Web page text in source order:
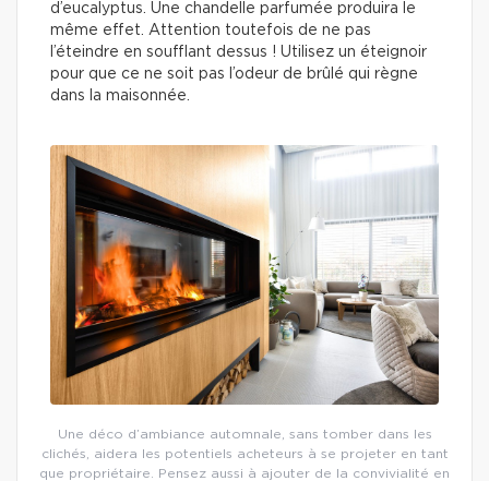
d’eucalyptus. Une chandelle parfumée produira le
même effet. Attention toutefois de ne pas
l’éteindre en soufflant dessus ! Utilisez un éteignoir
pour que ce ne soit pas l’odeur de brûlé qui règne
dans la maisonnée.
Une déco d’ambiance automnale, sans tomber dans les
clichés, aidera les potentiels acheteurs à se projeter en tant
que propriétaire. Pensez aussi à ajouter de la convivialité en